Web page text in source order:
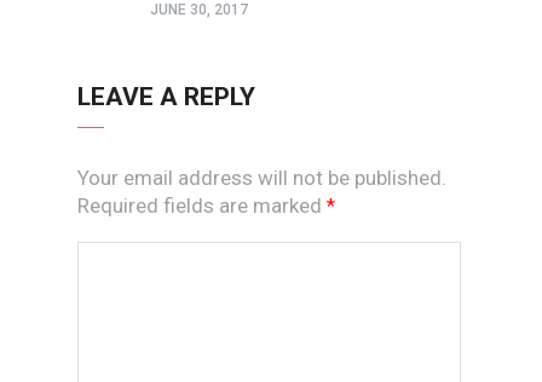
JUNE 30, 2017
LEAVE A REPLY
Your email address will not be published.
Required fields are marked *